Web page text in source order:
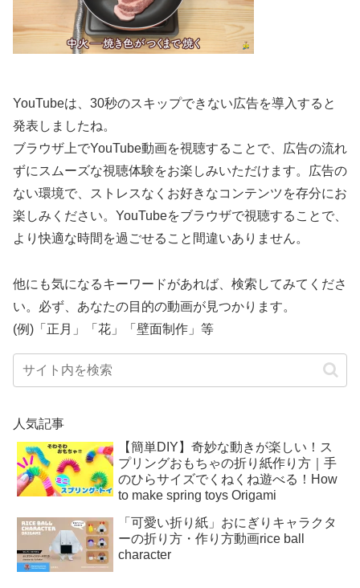
YouTubeは、30秒のスキップできない広告を導入すると
発表しましたね。
ブラウザ上でYouTube動画を視聴することで、広告の流れ
ずにスムーズな視聴体験をお楽しみいただけます。広告の
ない環境で、ストレスなくお好きなコンテンツを存分にお
楽しみください。YouTubeをブラウザで視聴することで、
より快適な時間を過ごせること間違いありません。
他にも気になるキーワードがあれば、検索してみてくださ
い。必ず、あなたの目的の動画が見つかります。
(例)「正月」「花」「壁面制作」等
人気記事
【簡単DIY】奇妙な動きが楽しい！ス
プリングおもちゃの折り紙作り方｜手
のひらサイズでくねくね遊べる！How
to make spring toys Origami
「可愛い折り紙」おにぎりキャラクタ
ーの折り方・作り方動画rice ball
character